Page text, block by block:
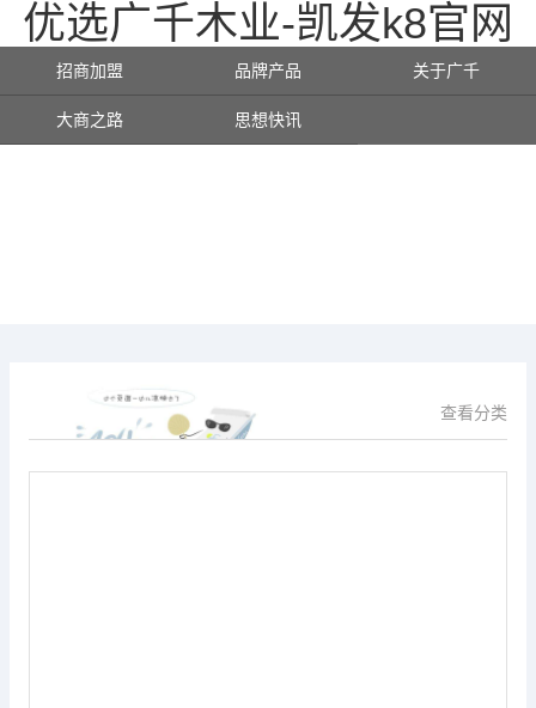
优选广千木业-凯发k8官网
招商加盟 品牌产品 关于广千
大商之路 思想快讯
查看分类